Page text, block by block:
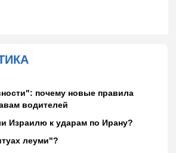
почему новые правила
водителей
Израилю к ударам по Ирану?
леуми"?